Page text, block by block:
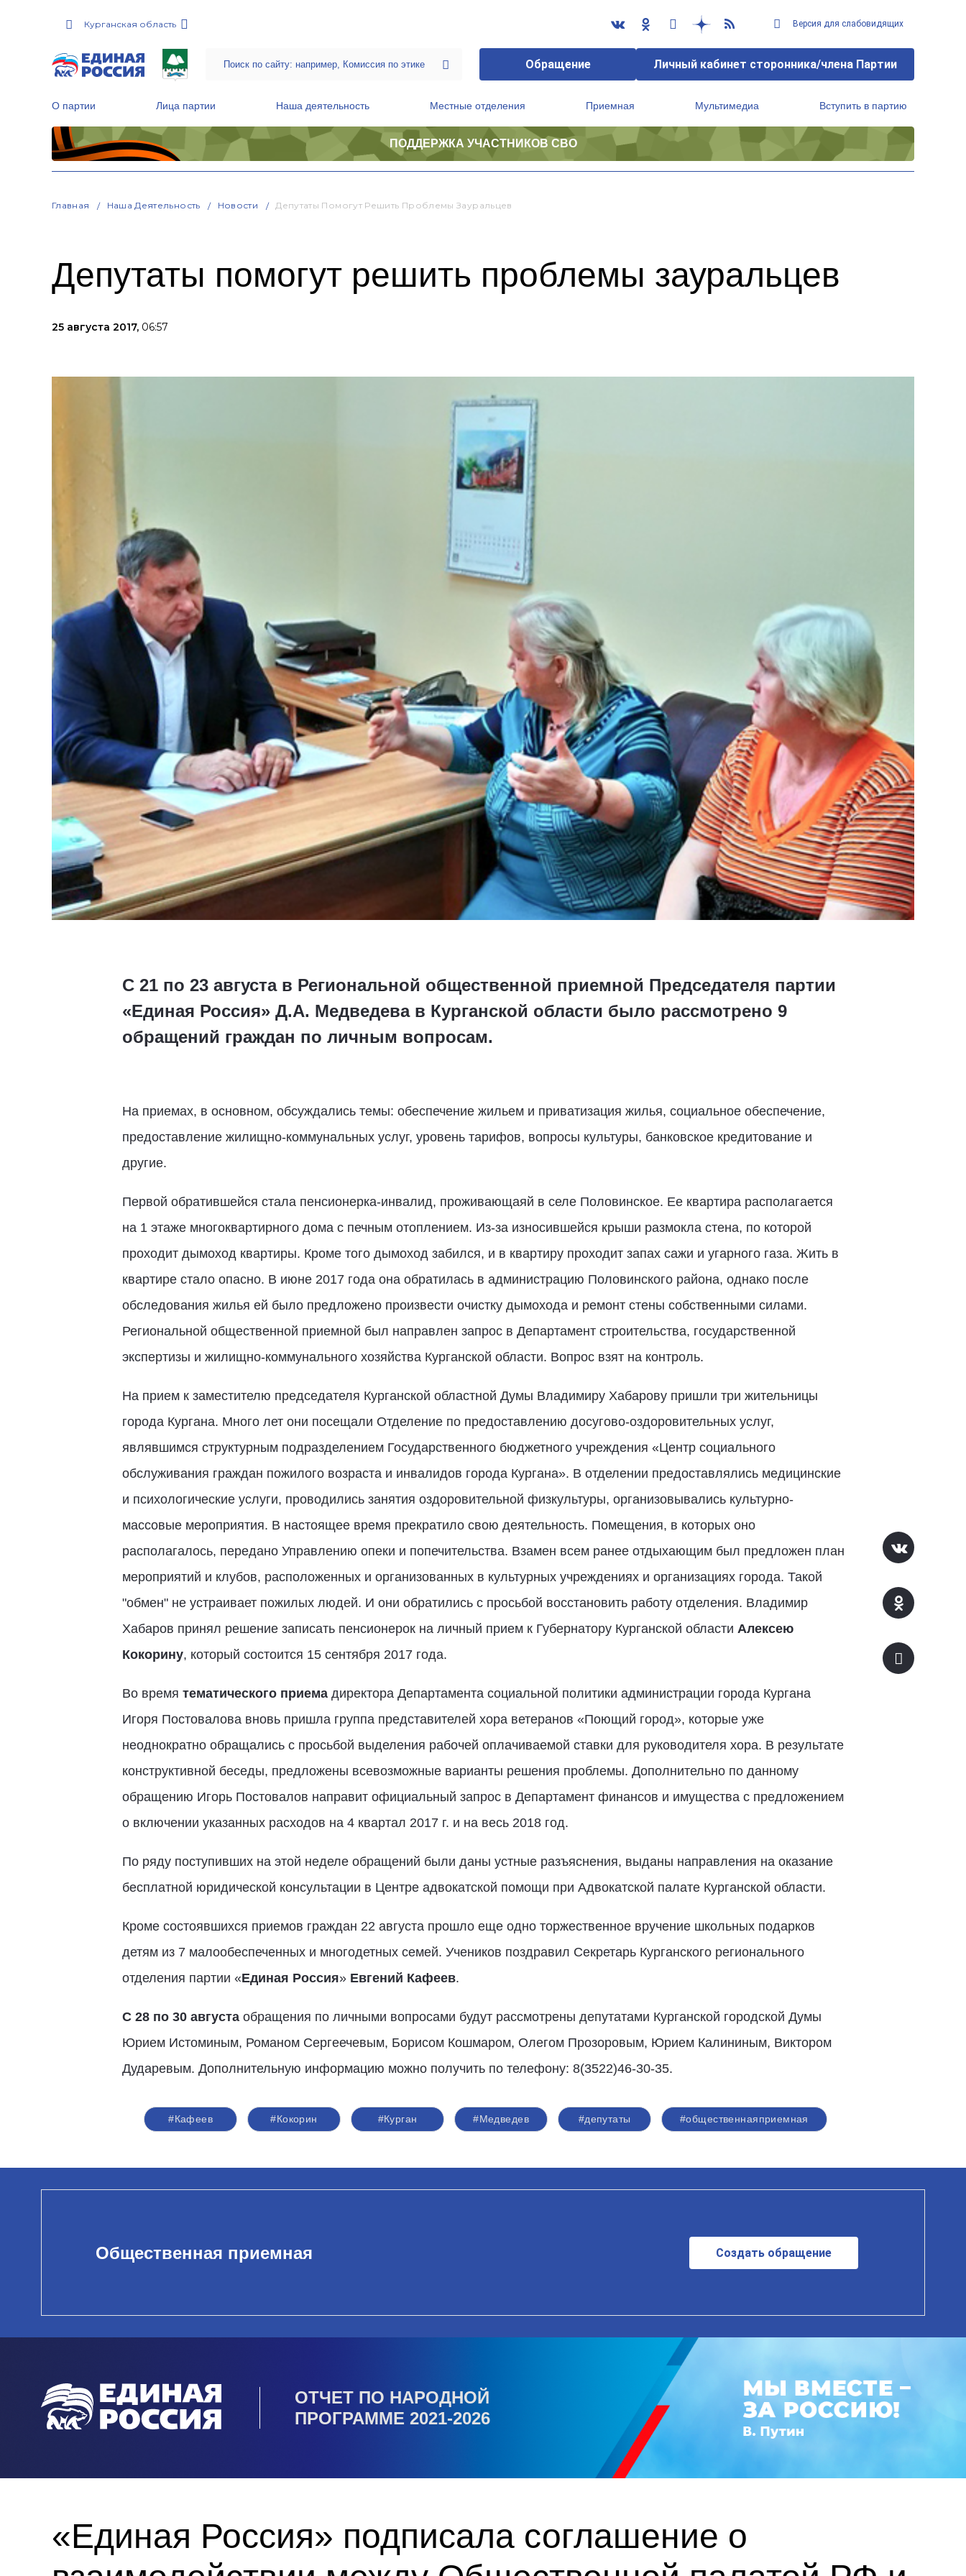
Курганская область Версия для слабовидящих
Обращение Личный кабинет сторонника/члена Партии
О партии Лица партии Наша деятельность Местные отделения Приемная Мультимедиа Вступить в партию
ПОДДЕРЖКА УЧАСТНИКОВ СВО
Главная Наша Деятельность Новости Депутаты Помогут Решить Проблемы Зауральцев
Депутаты помогут решить проблемы зауральцев
25 августа 2017, 06:57
С 21 по 23 августа в Региональной общественной приемной Председателя партии
«Единая Россия» Д.А. Медведева в Курганской области было рассмотрено 9
обращений граждан по личным вопросам.
На приемах, в основном, обсуждались темы: обеспечение жильем и приватизация жилья, социальное обеспечение,
предоставление жилищно-коммунальных услуг, уровень тарифов, вопросы культуры, банковское кредитование и
другие.
Первой обратившейся стала пенсионерка-инвалид, проживающаяй в селе Половинское. Ее квартира располагается
на 1 этаже многоквартирного дома с печным отоплением. Из-за износившейся крыши размокла стена, по которой
проходит дымоход квартиры. Кроме того дымоход забился, и в квартиру проходит запах сажи и угарного газа. Жить в
квартире стало опасно. В июне 2017 года она обратилась в администрацию Половинского района, однако после
обследования жилья ей было предложено произвести очистку дымохода и ремонт стены собственными силами.
Региональной общественной приемной был направлен запрос в Департамент строительства, государственной
экспертизы и жилищно-коммунального хозяйства Курганской области. Вопрос взят на контроль.
На прием к заместителю председателя Курганской областной Думы Владимиру Хабарову пришли три жительницы
города Кургана. Много лет они посещали Отделение по предоставлению досугово-оздоровительных услуг,
являвшимся структурным подразделением Государственного бюджетного учреждения «Центр социального
обслуживания граждан пожилого возраста и инвалидов города Кургана». В отделении предоставлялись медицинские
и психологические услуги, проводились занятия оздоровительной физкультуры, организовывались культурно-
массовые мероприятия. В настоящее время прекратило свою деятельность. Помещения, в которых оно
располагалось, передано Управлению опеки и попечительства. Взамен всем ранее отдыхающим был предложен план
мероприятий и клубов, расположенных и организованных в культурных учреждениях и организациях города. Такой
"обмен" не устраивает пожилых людей. И они обратились с просьбой восстановить работу отделения. Владимир
Хабаров принял решение записать пенсионерок на личный прием к Губернатору Курганской области Алексею
Кокорину, который состоится 15 сентября 2017 года.
Во время тематического приемадиректора Департамента социальной политики администрации города Кургана
Игоря Постовалова вновь пришла группа представителей хора ветеранов «Поющий город», которые уже
неоднократно обращались с просьбой выделения рабочей оплачиваемой ставки для руководителя хора. В результате
конструктивной беседы, предложены всевозможные варианты решения проблемы. Дополнительно по данному
обращению Игорь Постовалов направит официальный запрос в Департамент финансов и имущества с предложением
о включении указанных расходов на 4 квартал 2017 г. и на весь 2018 год.
По ряду поступивших на этой неделе обращений были даны устные разъяснения, выданы направления на оказание
бесплатной юридической консультации в Центре адвокатской помощи при Адвокатской палате Курганской области.
Кроме состоявшихся приемов граждан 22 августа прошло еще одно торжественное вручение школьных подарков
детям из 7 малообеспеченных и многодетных семей. Учеников поздравил Секретарь Курганского регионального
отделения партии «Единая Россия» Евгений Кафеев.
С 28 по 30 августа обращения по личными вопросами будут рассмотрены депутатами Курганской городской Думы
Юрием Истоминым, Романом Сергеечевым, Борисом Кошмаром, Олегом Прозоровым, Юрием Калининым, Виктором
Дударевым. Дополнительную информацию можно получить по телефону: 8(3522)46-30-35.
#Кафеев #Кокорин #Курган #Медведев #депутаты #общественнаяприемная
Общественная приемная Создать обращение
ОТЧЕТ ПО НАРОДНОЙ
ПРОГРАММЕ 2021-2026
«Единая Россия» подписала соглашение о